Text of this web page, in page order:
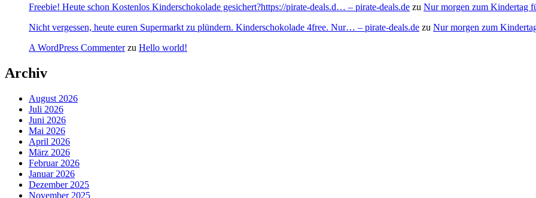
Freebie! Heute schon Kostenlos Kinderschokolade gesichert?https://pirate-deals.d… – pirate-deals.de zu Nur morgen zum Kindertag
Nicht vergessen, heute euren Supermarkt zu plündern. Kinderschokolade 4free. Nur… – pirate-deals.de zu Nur morgen zum
A WordPress Commenterzu Hello world!
Archiv
August 2026
Juli 2026
Juni 2026
Mai 2026
April 2026
März 2026
Februar 2026
Januar 2026
Dezember 2025
November 2025